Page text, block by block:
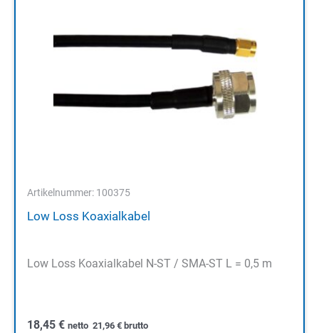
Artikelnummer: 100375
Low Loss Koaxialkabel
Low Loss Koaxialkabel N-ST / SMA-ST L = 0,5 m
18,45 € netto 21,96 € brutto